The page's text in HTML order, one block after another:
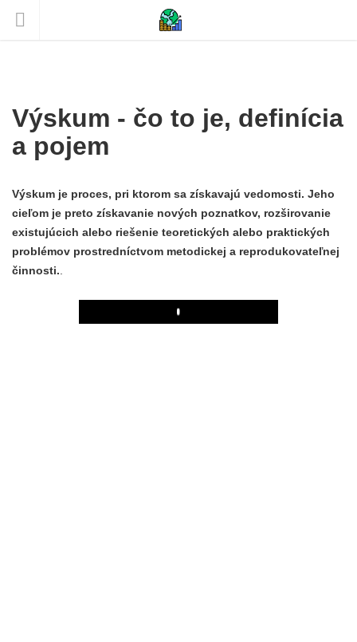
Výskum - čo to je, definícia
a pojem
Výskum je proces, pri ktorom sa získavajú vedomosti. Jeho
cieľom je preto získavanie nových poznatkov, rozširovanie
existujúcich alebo riešenie teoretických alebo praktických
problémov prostredníctvom metodickej a reprodukovateľnej
činnosti.
Play